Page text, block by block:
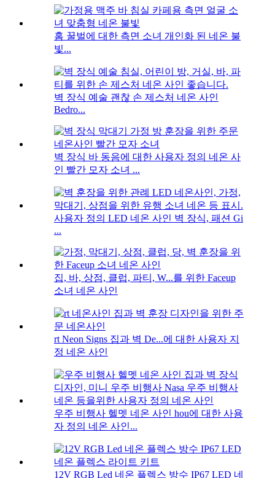
홈 꿀벌에 대한 측면 소녀 개인화 된 네온 불
빛...
벽 장식 예술 괜찮 손 제스처 네온 사인
Bedro...
벽 장식 바 동음에 대한 사용자 정의 네온 사
인 빨간 모자 소녀 ...
사용자 정의 LED 네온 사인 벽 장식, 패션 Gi
...
집, 바, 상점, 클럽, 파티, W...를 위한 Faceup
소녀 네온 사인
rt Neon Signs 집과 벽 De...에 대한 사용자 지
정 네온 사인
우주 비행사 헬멧 네온 사인 hou에 대한 사용
자 정의 네온 사인...
12V RGB Led 네온 플렉스 방수 IP67 LED 네